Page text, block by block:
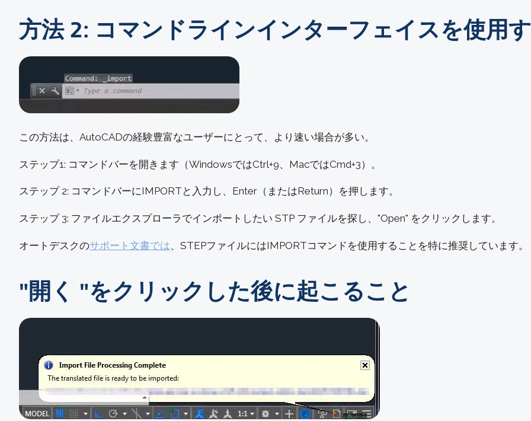
方法 2: コマンドラインインターフェイスを使用
この方法は、AutoCADの経験豊富なユーザーにとって、より速い場合が多い。
ステップ1: コマンドバーを開きます（WindowsではCtrl+9、MacではCmd+3）。
ステップ 2: コマンドバーにIMPORTと入力し、Enter（またはReturn）を押します。
ステップ 3: ファイルエクスプローラでインポートしたい STP ファイルを探し、"Open" をクリックします。
オートデスクのサポート文書では、STEPファイルにはIMPORTコマンドを使用することを特に推奨しています。
"開く "をクリックした後に起こること